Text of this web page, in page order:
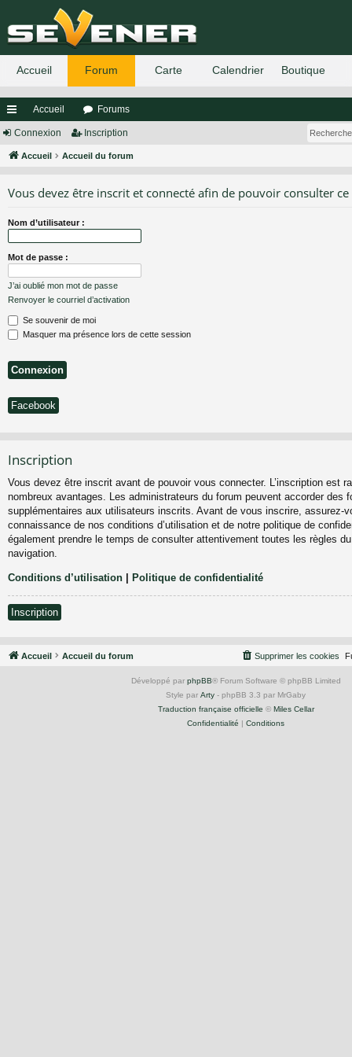
ac
co
s
Accueil Forums
Connexion Inscription
Accueil Accueil du forum
Vous devez être inscrit et connecté afin de pouvoir consulter
Nom d’utilisateur :
Mot de passe :
J’ai oublié mon mot de passe
Renvoyer le courriel d’activation
Se souvenir de moi
Masquer ma présence lors de cette session
Facebook
Inscription
Vous devez être inscrit avant de pouvoir vous connecter. L’inscription est
nombreux avantages. Les administrateurs du forum peuvent accorder des
supplémentaires aux utilisateurs inscrits. Avant de vous inscrire, assurez-
connaissance de nos conditions d’utilisation et de notre politique de
également prendre le temps de consulter attentivement toutes les règles
navigation.
Conditions d’utilisation | Politique de confidentialité
Inscription
Accueil Accueil du forum Supprimer les cookies
Développé par phpBB® Forum Software © phpBB Limited
Style par Arty - phpBB 3.3 par MrGaby
Traduction française officielle © Miles Cellar
Confidentialité | Conditions